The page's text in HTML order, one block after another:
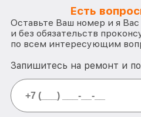
Есть
Оставьте Ваш номер и я Вас
и без обязательств
по всем интересующим
Запишитесь на ремонт и